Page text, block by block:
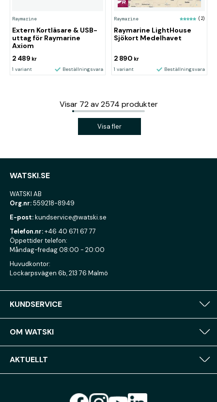
Raymarine
Extern Kortläsare & USB-
uttag för Raymarine
Axiom
2 489 kr
1 variant Beställningsvara
Raymarine (2)
Raymarine LightHouse
Sjökort Medelhavet
2 890 kr
1 variant Beställningsvara
Visar 72 av 2574 produkter
Visa fler
WATSKI.SE
WATSKI AB
Org.nr:559218-8949
E-post:kundservice@watski.se
Telefon.nr:+46 40 671 67 77
Öppettider telefon:
Måndag-fredag 08:00 - 20:00
Huvudkontor:
Lockarpsvägen 6b, 213 76 Malmö
KUNDSERVICE
OM WATSKI
AKTUELLT